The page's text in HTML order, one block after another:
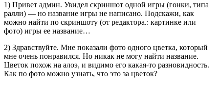
1) Привет админ. Увидел скриншот одной игры (гонки, типа
ралли) — но название игры не написано. Подскажи, как
можно найти по скриншоту (от редактора.: картинке или
фото) игры ее название…
2) Здравствуйте. Мне показали фото одного цветка, который
мне очень понравился. Но никак не могу найти название.
Цветок похож на алоэ, и видимо его какая-то разновидность.
Как по фото можно узнать, что это за цветок?